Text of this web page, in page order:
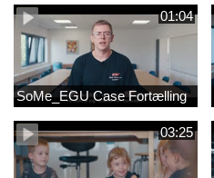
01:04
SoMe_EGU Case Fortælling
03:25